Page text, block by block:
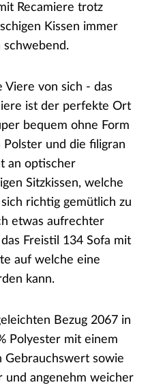
Recamiere trotz
Kissen immer
schwebend.
Viere von sich - das
ist der perfekte Ort
bequem ohne Form
und die filigran
an optischer
Sitzkissen, welche
richtig gemütlich zu
etwas aufrechter
Freistil 134 Sofa mit
auf welche eine
kann.
Bezug 2067 in
Polyester mit einem
Gebrauchswert sowie
und angenehm weicher